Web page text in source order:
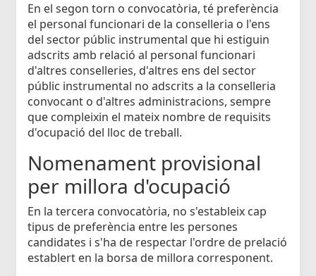
En el segon torn o convocatòria, té preferència
el personal funcionari de la conselleria o l'ens
del sector públic instrumental que hi estiguin
adscrits amb relació al personal funcionari
d'altres conselleries, d'altres ens del sector
públic instrumental no adscrits a la conselleria
convocant o d'altres administracions, sempre
que compleixin el mateix nombre de requisits
d'ocupació del lloc de treball.
Nomenament provisional
per millora d'ocupació
En la tercera convocatòria, no s'estableix cap
tipus de preferència entre les persones
candidates i s'ha de respectar l'ordre de prelació
establert en la borsa de millora corresponent.